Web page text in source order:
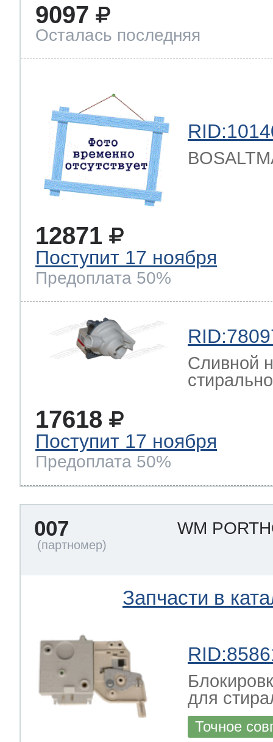
9097
Осталась последняя
12871
Поступит 17 ноября
Предоплата 50%
Сливной
17618
Поступит 17 ноября
Предоплата 50%
007 WM
Запчасти в
для
Точное